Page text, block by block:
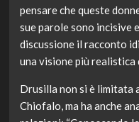
pensare che queste
sue parole sono incisive
discussione il racconto
una visione più
Drusilla non si è limitata
Chiofalo, ma ha anche